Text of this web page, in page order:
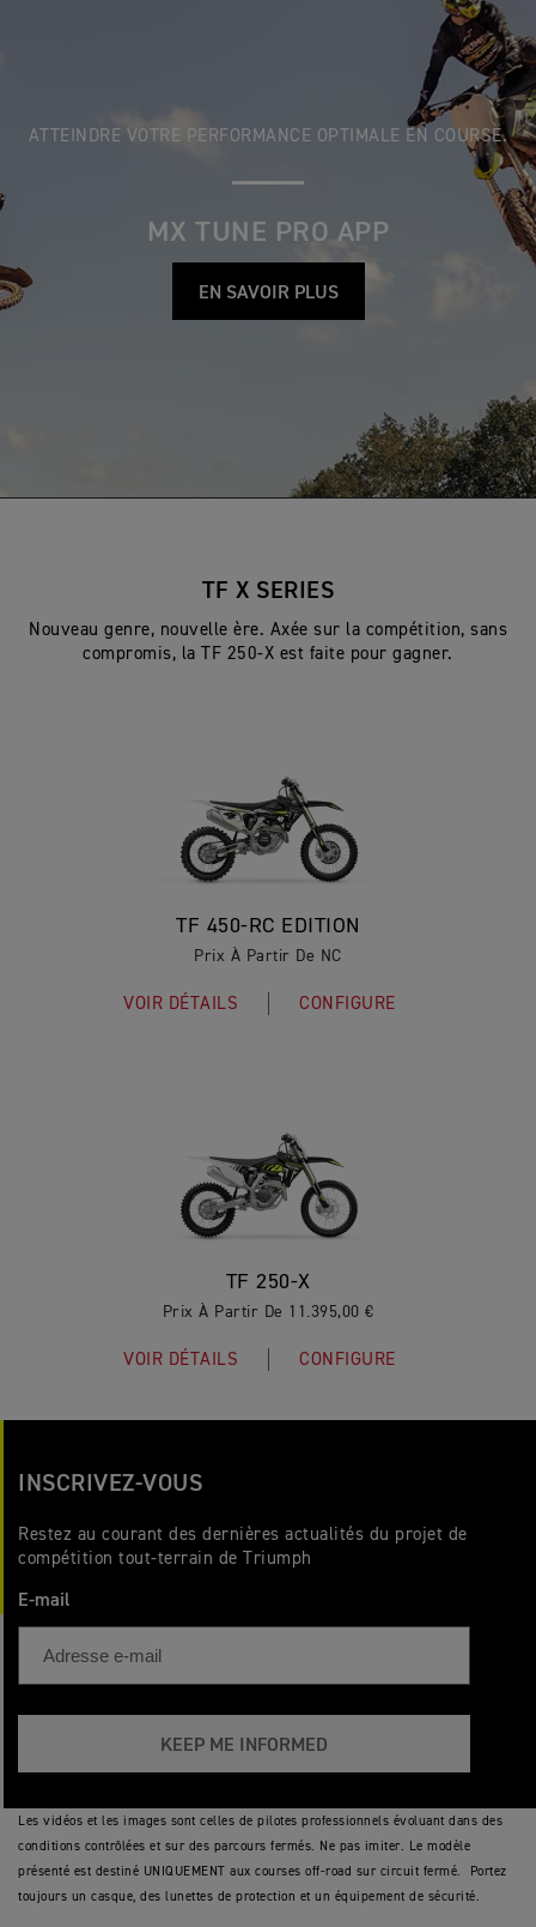
ATTEINDRE VOTRE PERFORMANCE OPTIMALE EN COURSE.
MX TUNE PRO APP
EN SAVOIR PLUS
TF X SERIES
Nouveau genre, nouvelle ère. Axée sur la compétition, sans
compromis, la TF 250-X est faite pour gagner.
TF 450-RC EDITION
Prix À Partir De NC
VOIR DÉTAILS CONFIGURE
TF 250-X
Prix À Partir De 11.395,00 €
VOIR DÉTAILS CONFIGURE
INSCRIVEZ-VOUS
Restez au courant des dernières actualités du projet de
compétition tout-terrain de Triumph
E-mail
KEEP ME INFORMED
Les vidéos et les images sont celles de pilotes professionnels évoluant dans des
conditions contrôlées et sur des parcours fermés. Ne pas imiter. Le modèle
présenté est destiné UNIQUEMENT aux courses off-road sur circuit fermé. Portez
toujours un casque, des lunettes de protection et un équipement de sécurité.